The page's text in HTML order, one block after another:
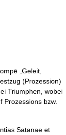
„Geleit,
(Prozession)
Triumphen, wobei
Prozessions bzw.
Satanae et